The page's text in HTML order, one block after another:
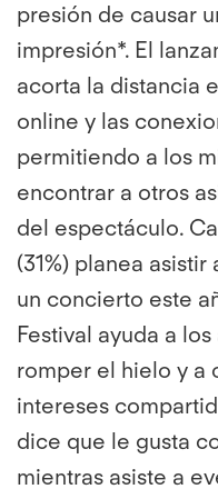
presión de causar
impresión*. El
acorta la distancia
online y las
permitiendo a los
encontrar a otros
del espectáculo.
(31%) planea
un concierto este
Festival ayuda a
romper el hielo y a
intereses
dice que le gusta
mientras asiste a